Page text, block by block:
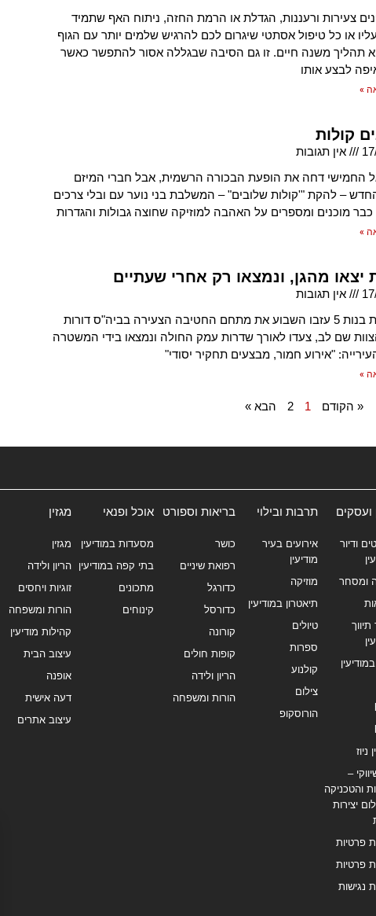
צעירות ורעננות, הגדלת או הרמת החזה, ניתוח האף שתמיד
או כל טיפול אסתטי שיגרום לכם להרגיש שלמים יותר עם הגוף
תהליך משנה חיים. זו גם הסיבה שבגללה אסור להתפשר כאשר
לבצע אותו
»
קולות
אין תגובות
החמישי דחה את הופעת הבכורה הרשמית, אבל חברי המיזם
החדש – להקת "'קולות שלובים" – המשלבת בני נוער עם ובלי צרכים
כבר מוכנים ומספרים על האהבה למוזיקה שחוצה גבולות והגדרות
»
יצאו מהגן, ונמצאו רק אחרי שעתיים
אין תגובות
שתי ילדות בנות 5 עזבו השבוע את מתחם החטיבה הצעירה בביה"ס דורות
שם לב, צעדו לאורך שדרות עמק החולה ונמצאו בידי המשטרה
"אירוע חמור, מבצעים תחקיר יסודי"
»
« הקודם 1
2 הבא »
ועסקים
ודיור
ומסחר
ניוז
–
והטכניקה
יצירות
פרטיות
פרטיות
נגישות
תרבות ובילוי
אירועים בעיר
מודיעין
מוזיקה
תיאטרון במודיעין
טיולים
ספרות
קולנוע
צילום
הורוסקופ
בריאות וספורט
כושר
רפואת שיניים
כדורגל
כדורסל
קורונה
קופות חולים
הריון ולידה
הורות ומשפחה
אוכל ופנאי
מסעדות במודיעין
בתי קפה במודיעין
מתכונים
קינוחים
מגזין
מגזין
הריון ולידה
זוגיות ויחסים
הורות ומשפחה
קהילות מודיעין
עיצוב הבית
אופנה
דעה אישית
עיצוב אתרים